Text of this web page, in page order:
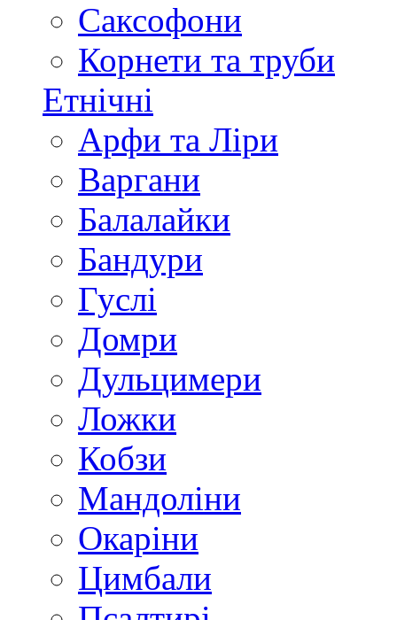
Саксофони
Корнети та труби
Етнічні
Арфи та Ліри
Варгани
Балалайки
Бандури
Гуслі
Домри
Дульцимери
Ложки
Кобзи
Мандоліни
Окаріни
Цимбали